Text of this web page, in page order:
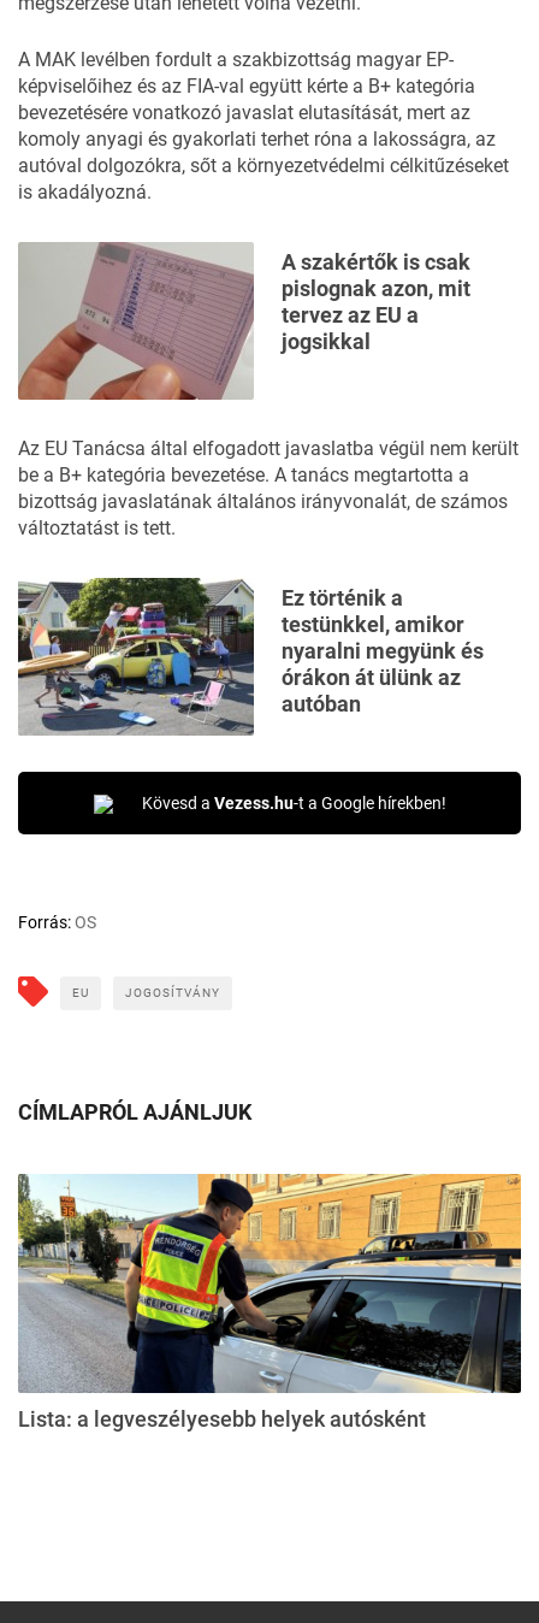
A MAK levélben fordult a szakbizottság magyar EP-
képviselőihez és az FIA-val együtt kérte a B+ kategória
bevezetésére vonatkozó javaslat elutasítását, mert az
komoly anyagi és gyakorlati terhet róna a lakosságra, az
autóval dolgozókra, sőt a környezetvédelmi célkitűzéseket
is akadályozná.
A szakértők is csak
pislognak azon, mit
tervez az EU a
jogsikkal
Az EU Tanácsa által elfogadott javaslatba végül nem került
be a B+ kategória bevezetése. A tanács megtartotta a
bizottság javaslatának általános irányvonalát, de számos
változtatást is tett.
Ez történik a
testünkkel, amikor
nyaralni megyünk és
órákon át ülünk az
autóban
Kövesd a Vezess.hu-t a Google hírekben!
Forrás:OS
EU JOGOSÍTVÁNY
CÍMLAPRÓL AJÁNLJUK
Lista: a legveszélyesebb helyek autósként